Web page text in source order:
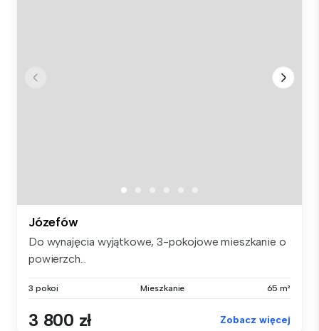
Józefów
Do wynajęcia wyjątkowe, 3-pokojowe mieszkanie o
powierzch...
3 pokoi Mieszkanie 65 m²
3 800 zł Zobacz więcej